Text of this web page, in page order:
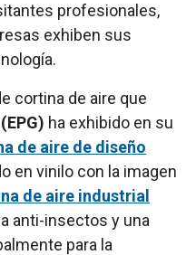
profesionales,
exhiben sus
cortina de aire que
ha exhibido en su
de aire de diseño
en vinilo con la imagen
de aire industrial
anti-insectos y una
para la